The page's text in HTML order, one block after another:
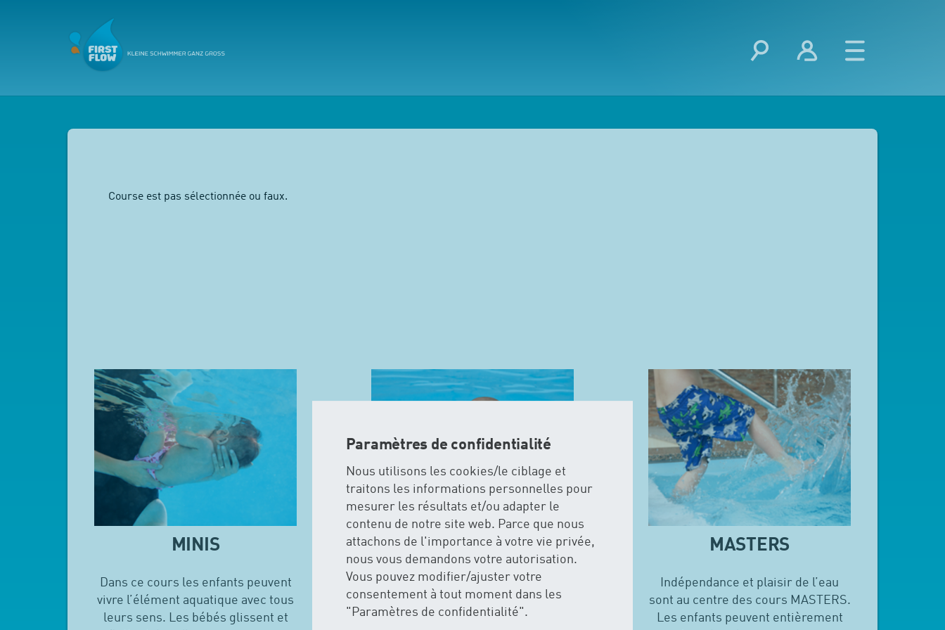
Paramètres de confidentialité
Nous utilisons les cookies/le ciblage et
traitons les informations personnelles pour
mesurer les résultats et/ou adapter le
contenu de notre site web. Parce que nous
attachons de l'importance à votre vie privée,
nous vous demandons votre autorisation.
Vous pouvez modifier/ajuster votre
consentement à tout moment dans les
"Paramètres de confidentialité".
Course est pas sélectionnée ou faux.
MINIS
Dans ce cours les enfants peuvent
vivre l’élément aquatique avec tous
leurs sens. Les bébés glissent et
MAXIS
La sécurité et le plaisir de l’eau
figurent le premier plan pour les
cours MAXIS. Les enfants
MASTERS
Indépendance et plaisir de l’eau
sont au centre des cours MASTERS.
Les enfants peuvent entièrement